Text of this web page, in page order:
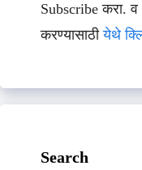
Subscribe करा.
करण्यासाठीयेथे
Search